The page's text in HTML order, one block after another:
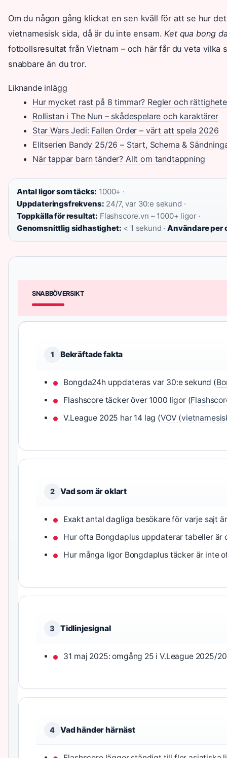
Om du någon gång klickat en sen kväll för att se hur
vietnamesisk sida, då är du inte ensam. Ket qua bong
fotbollsresultat från Vietnam – och här får du veta
snabbare än du tror.
Liknande inlägg
Hur mycket rast på 8 timmar? Regler och
Rollistan i The Nun – skådespelare och karaktärer
Star Wars Jedi: Fallen Order – värt att spela 2026
Elitserien Bandy 25/26 – Start, Schema &
När tappar barn tänder? Allt om tandtappning
Antal ligor som täcks: 1000+ ·
Uppdateringsfrekvens: 24/7, var 30:e sekund ·
Toppkälla för resultat: Flashscore.vn – 1000+ ligor ·
Genomsnittlig sidhastighet: < 1 sekund ·Användare per
SNABBÖVERSIKT
1 Bekräftade fakta
Bongda24h uppdateras var 30:e sekund (
Flashscore täcker över 1000 ligor (
V.League 2025 har 14 lag (VOV
2 Vad som är oklart
Exakt antal dagliga besökare för varje sajt
Hur ofta Bongdaplus uppdaterar tabeller är
Hur många ligor Bongdaplus täcker är inte
3 Tidlinjesignal
31 maj 2025: omgång 25 i V.League 2025/
4 Vad händer härnäst